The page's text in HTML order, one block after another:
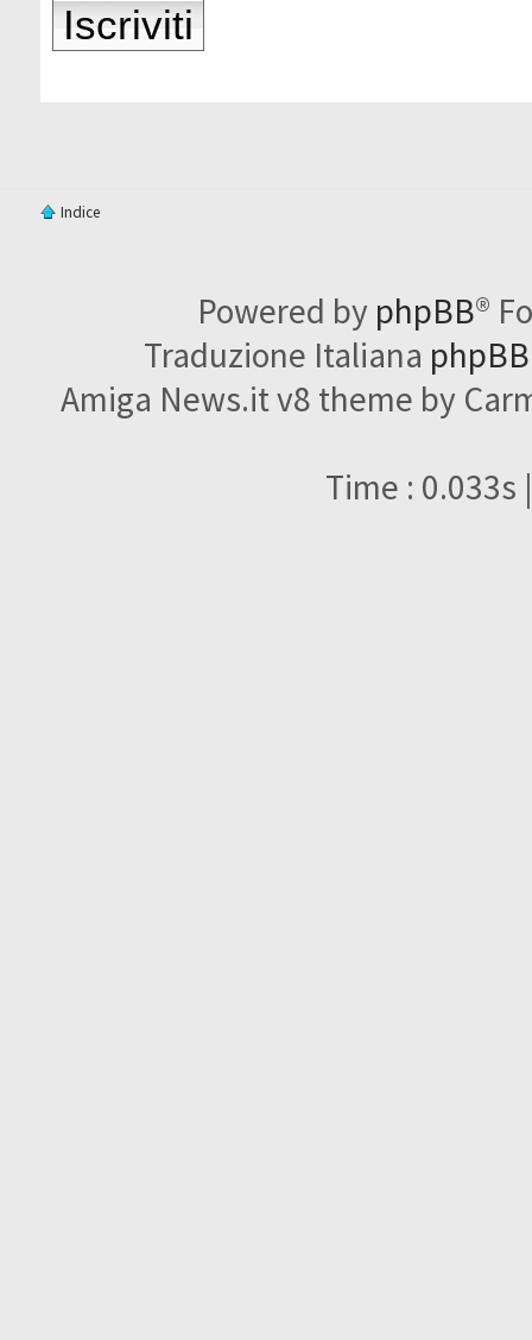
Iscriviti
Indice
Powered by phpBB®
Traduzione Italiana
Amiga News.it v8 theme by
Time : 0.033s